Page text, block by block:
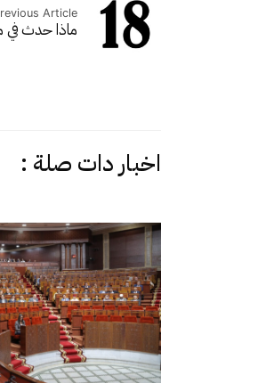
Article
ماذا حدث في
اخبار دات صلة :